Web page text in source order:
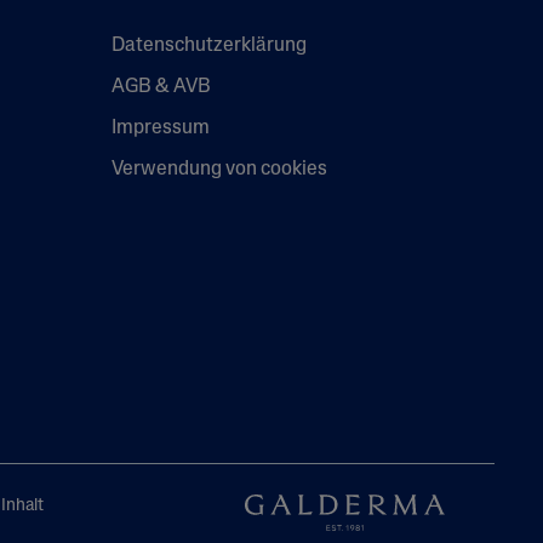
Datenschutzerklärung
AGB & AVB
Impressum
Verwendung von cookies